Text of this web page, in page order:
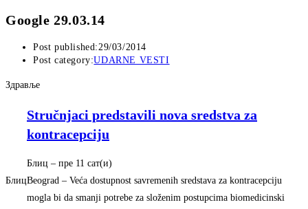
Google 29.03.14
Post published:29/03/2014
Post category:UDARNE VESTI
Здравље
Блиц
Stručnjaci predstavili nova sredstva za
kontracepciju
Блиц – ‎пре 11 сат(и)‎
Beograd – Veća dostupnost savremenih sredstava za kontracepciju
mogla bi da smanji potrebe za složenim postupcima biomedicinski